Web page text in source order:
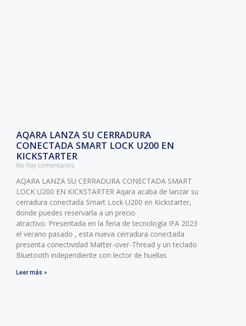
AQARA LANZA SU CERRADURA
CONECTADA SMART LOCK U200 EN
KICKSTARTER
No hay comentarios
AQARA LANZA SU CERRADURA CONECTADA SMART
LOCK U200 EN KICKSTARTER Aqara acaba de lanzar su
cerradura conectada Smart Lock U200 en Kickstarter,
donde puedes reservarla a un precio
atractivo. Presentada en la feria de tecnología IFA 2023
el verano pasado , esta nueva cerradura conectada
presenta conectividad Matter-over-Thread y un teclado
Bluetooth independiente con lector de huellas
Leer más »